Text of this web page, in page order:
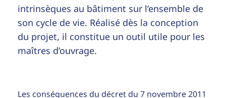
intrinsèques au bâtiment sur l’ensemble de
son cycle de vie. Réalisé dès la conception
du projet, il constitue un outil utile pour les
maîtres d’ouvrage.
Les conséquences du décret du 7 novembre 2011